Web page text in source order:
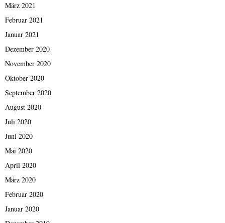
März 2021
Februar 2021
Januar 2021
Dezember 2020
November 2020
Oktober 2020
September 2020
August 2020
Juli 2020
Juni 2020
Mai 2020
April 2020
März 2020
Februar 2020
Januar 2020